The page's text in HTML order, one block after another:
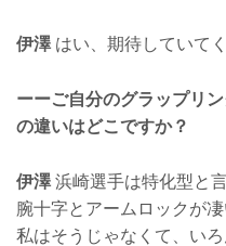
伊澤はい、期待していてく
ーーご自分のグラップリ
の違いはどこですか？
伊澤浜崎選手は特化型と
腕十字とアームロックが
私はそうじゃなくて、い